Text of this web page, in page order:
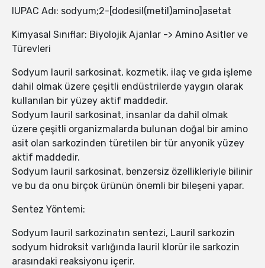
IUPAC Adı: sodyum;2-[dodesil(metil)amino]asetat
Kimyasal Sınıflar: Biyolojik Ajanlar -> Amino Asitler ve
Türevleri
Sodyum lauril sarkosinat, kozmetik, ilaç ve gıda işleme
dahil olmak üzere çeşitli endüstrilerde yaygın olarak
kullanılan bir yüzey aktif maddedir.
Sodyum lauril sarkosinat, insanlar da dahil olmak
üzere çeşitli organizmalarda bulunan doğal bir amino
asit olan sarkozinden türetilen bir tür anyonik yüzey
aktif maddedir.
Sodyum lauril sarkosinat, benzersiz özellikleriyle bilinir
ve bu da onu birçok ürünün önemli bir bileşeni yapar.
Sentez Yöntemi:
Sodyum lauril sarkozinatın sentezi, Lauril sarkozin
sodyum hidroksit varlığında lauril klorür ile sarkozin
arasındaki reaksiyonu içerir.